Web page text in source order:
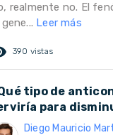
realmente no. El
Leer más
390 vistas
tipo de
para
Diego Mauricio